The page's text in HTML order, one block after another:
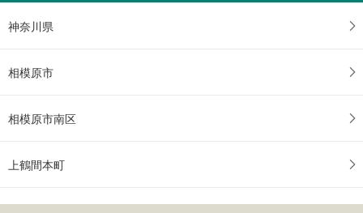
神奈川県
相模原市
相模原市南区
上鶴間本町